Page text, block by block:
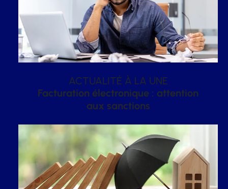
ACTUALITÉ À LA UNE
Facturation électronique : attention
aux sanctions